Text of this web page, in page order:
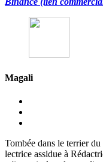
Magali
Tombée dans le terrier
lectrice assidue à